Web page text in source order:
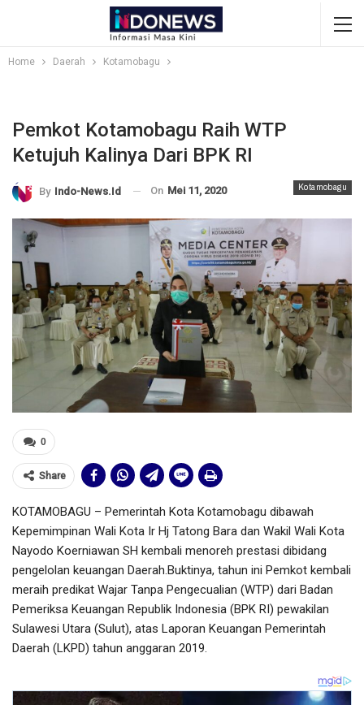
Home Daerah Kotamobagu
Pemkot Kotamobagu Raih WTP
Ketujuh Kalinya Dari BPK RI
Kotamobagu
By Indo-News.id On Mei 11, 2020
0
Share
KOTAMOBAGU – Pemerintah Kota Kotamobagu dibawah
Kepemimpinan Wali Kota Ir Hj Tatong Bara dan Wakil Wali Kota
Nayodo Koerniawan SH kembali menoreh prestasi dibidang
pengelolan keuangan Daerah.Buktinya, tahun ini Pemkot kembali
meraih predikat Wajar Tanpa Pengecualian (WTP) dari Badan
Pemeriksa Keuangan Republik Indonesia (BPK RI) pewakilan
Sulawesi Utara (Sulut), atas Laporan Keuangan Pemerintah
Daerah (LKPD) tahun anggaran 2019.